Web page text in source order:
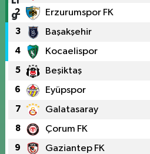
2 Erzurumspor FK
3 Başakşehir
4 Kocaelispor
5 Beşiktaş
6 Eyüpspor
7 Galatasaray
8 Çorum FK
9 Gaziantep FK